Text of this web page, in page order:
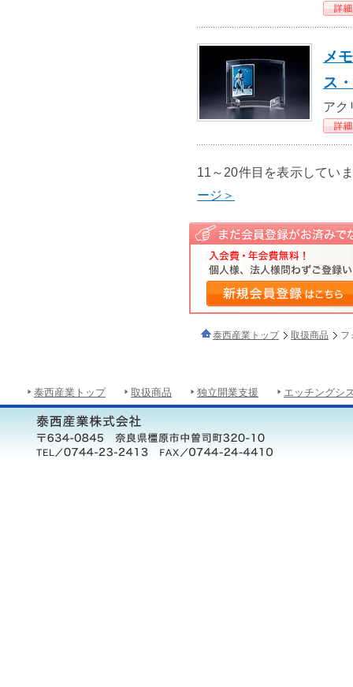
メ
ス
アク
11～20件目を表示して
ージ＞
泰西産業トップ 取扱商品 フ
泰西産業トップ 取扱商品 独立開業支援 エッチングシ